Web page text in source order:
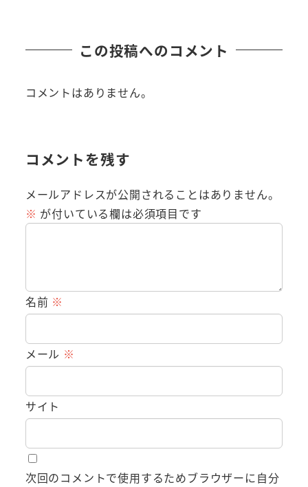
この投稿へのコメント
コメントはありません。
コメントを残す
メールアドレスが公開されることはありません。
※ が付いている欄は必須項目です
名前 ※
メール ※
サイト
次回のコメントで使用するためブラウザーに自分